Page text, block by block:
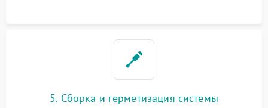
5. Сборка и герметизация системы